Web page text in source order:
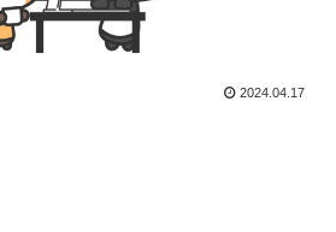
2024.04.17